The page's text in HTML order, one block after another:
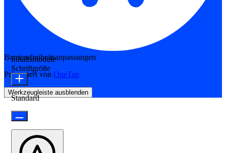
Barrierefreiheitsanpassungen
Präsentiert von OneTap
Werkzeugleiste ausblenden
Inhaltsmodule
Schriftgröße
Standard